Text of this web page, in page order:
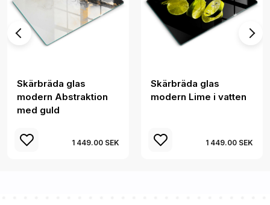
Skärbräda glas
modern Abstraktion
med guld
1 449.00 SEK
Skärbräda glas
modern Lime i vatten
1 449.00 SEK